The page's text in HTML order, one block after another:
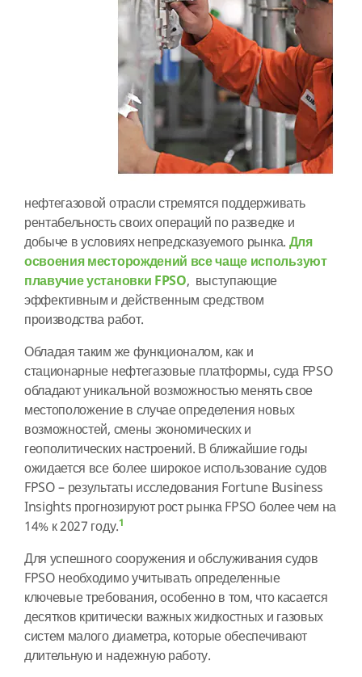
нефтегазовой отрасли стремятся поддерживать
рентабельность своих операций по разведке и
добыче в условиях непредсказуемого рынка. Для
освоения месторождений все чаще используют
плавучие установки FPSO, выступающие
эффективным и действенным средством
производства работ.
Обладая таким же функционалом, как и
стационарные нефтегазовые платформы, суда FPSO
обладают уникальной возможностью менять свое
местоположение в случае определения новых
возможностей, смены экономических и
геополитических настроений. В ближайшие годы
ожидается все более широкое использование судов
FPSO – результаты исследования Fortune Business
Insights прогнозируют рост рынка FPSO более чем на
14% к 2027 году.1
Для успешного сооружения и обслуживания судов
FPSO необходимо учитывать определенные
ключевые требования, особенно в том, что касается
десятков критически важных жидкостных и газовых
систем малого диаметра, которые обеспечивают
длительную и надежную работу.